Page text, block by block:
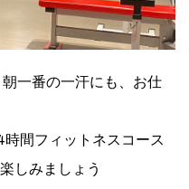
一番の一汗にも、お仕
間フィットネスコース
しみましょう